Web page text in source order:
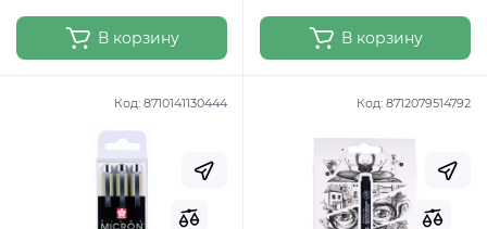
В корзину В корзину
Код: 8710141130444 Код: 8712079514792